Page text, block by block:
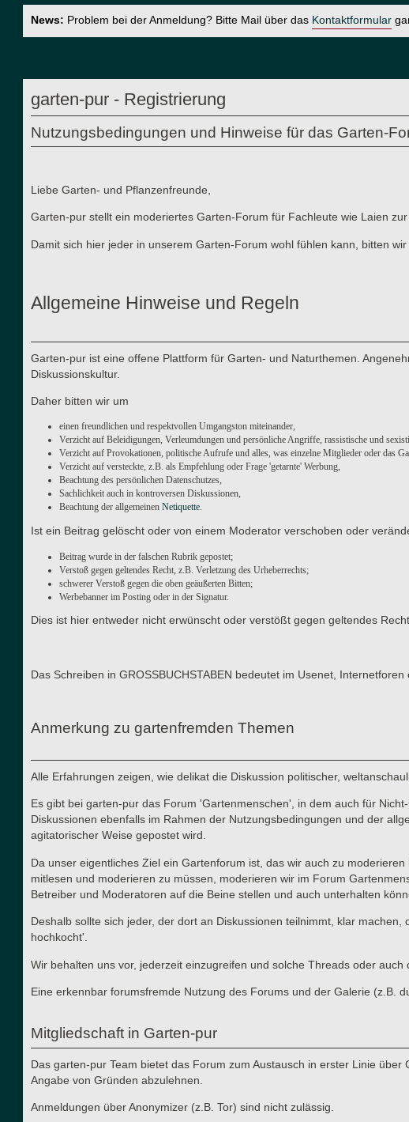
News: Problem bei der Anmeldung? Bitte Mail über das Kontaktformular
garten-pur - Registrierung
Nutzungsbedingungen und Hinweise für das Garten-
Liebe Garten- und Pflanzenfreunde,
Garten-pur stellt ein moderiertes Garten-Forum für Fachleute wie Laien
Damit sich hier jeder in unserem Garten-Forum wohl fühlen kann, bitten wir
Allgemeine Hinweise und Regeln
Garten-pur ist eine offene Plattform für Garten- und Naturthemen.
Diskussionskultur.
Daher bitten wir um
einen freundlichen und respektvollen Umgangston miteinander,
Verzicht auf Beleidigungen, Verleumdungen und persönliche Angriffe, rassistische und
Verzicht auf Provokationen, politische Aufrufe und alles, was einzelne Mitglieder oder das
Verzicht auf versteckte, z.B. als Empfehlung oder Frage 'getarnte' Werbung,
Beachtung des persönlichen Datenschutzes,
Sachlichkeit auch in kontroversen Diskussionen,
Beachtung der allgemeinen Netiquette.
Ist ein Beitrag gelöscht oder von einem Moderator verschoben oder
Beitrag wurde in der falschen Rubrik gepostet;
Verstoß gegen geltendes Recht, z.B. Verletzung des Urheberrechts;
schwerer Verstoß gegen die oben geäußerten Bitten;
Werbebanner im Posting oder in der Signatur.
Dies ist hier entweder nicht erwünscht oder verstößt gegen geltendes
Das Schreiben in GROSSBUCHSTABEN bedeutet im Usenet,
Anmerkung zu gartenfremden Themen
Alle Erfahrungen zeigen, wie delikat die Diskussion politischer,
Es gibt bei garten-pur das Forum 'Gartenmenschen', in dem auch für
Diskussionen ebenfalls im Rahmen der Nutzungsbedingungen und der
agitatorischer Weise gepostet wird.
Da unser eigentliches Ziel ein Gartenforum ist, das wir auch zu
mitlesen und moderieren zu müssen, moderieren wir im Forum
Betreiber und Moderatoren auf die Beine stellen und auch unterhalten
Deshalb sollte sich jeder, der dort an Diskussionen teilnimmt, klar
hochkocht'.
Wir behalten uns vor, jederzeit einzugreifen und solche Threads oder
Eine erkennbar forumsfremde Nutzung des Forums und der Galerie (z.B.
Mitgliedschaft in Garten-pur
Das garten-pur Team bietet das Forum zum Austausch in erster Linie
Angabe von Gründen abzulehnen.
Anmeldungen über Anonymizer (z.B. Tor) sind nicht zulässig.